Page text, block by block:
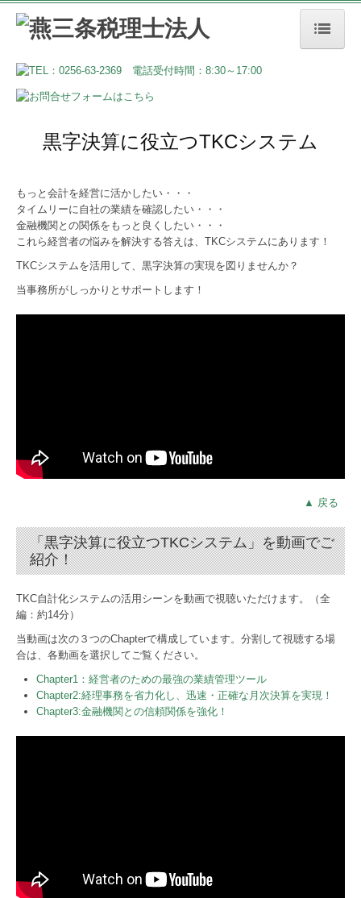
事務所案内
業務案内
リンク集
お問合せ
黒字決算に役立つTKCシステム
もっと会計を経営に活かしたい・・・
タイムリーに自社の業績を確認したい・・・
金融機関との関係をもっと良くしたい・・・
これら経営者の悩みを解決する答えは、TKCシステムにあります！
TKCシステムを活用して、黒字決算の実現を図りませんか？
当事務所がしっかりとサポートします！
▲ 戻る
「黒字決算に役立つTKCシステム」を動画でご
紹介！
TKC自計化システムの活用シーンを動画で視聴いただけます。（全
編：約14分）
当動画は次の３つのChapterで構成しています。分割して視聴する場
合は、各動画を選択してご覧ください。
Chapter1：経営者のための最強の業績管理ツール
Chapter2:経理事務を省力化し、迅速・正確な月次決算を実現！
Chapter3:金融機関との信頼関係を強化！